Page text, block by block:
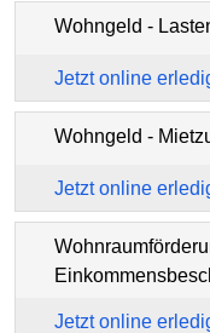
Wohngeld -
Jetzt online
Wohngeld -
Jetzt online
Jetzt online